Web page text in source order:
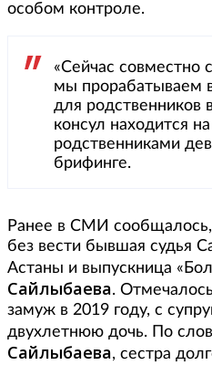
особом контроле.
«Сейчас совместно
мы прорабатываем
для родственников
консул находится
родственниками
брифинге.
Ранее в СМИ сообщалось,
без вести бывшая судья
Астаны и выпускница
Сайлыбаева.
замуж в 2019 году, с
двухлетнюю дочь. По
Сайлыбаева, сестра